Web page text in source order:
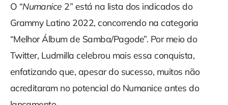
O “Numanice 2” está na lista dos indicados do
Grammy Latino 2022, concorrendo na categoria
“Melhor Álbum de Samba/Pagode”. Por meio do
Twitter, Ludmilla celebrou mais essa conquista,
enfatizando que, apesar do sucesso, muitos não
acreditaram no potencial do Numanice antes do